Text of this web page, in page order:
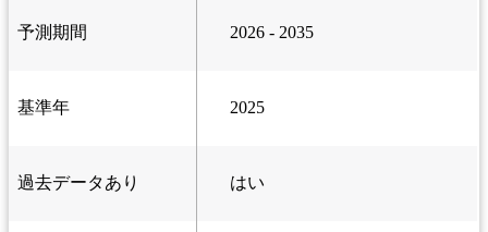
予測期間 2026 - 2035
基準年 2025
過去データあり はい